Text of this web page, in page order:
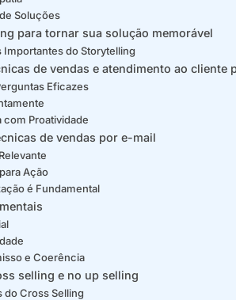
Soluções
para tornar sua solução memorável
Importantes do Storytelling
de vendas e atendimento ao cliente
Eficazes
com Proatividade
de vendas por e-mail
Ação
é Fundamental
e Coerência
selling e no up selling
do Cross Selling